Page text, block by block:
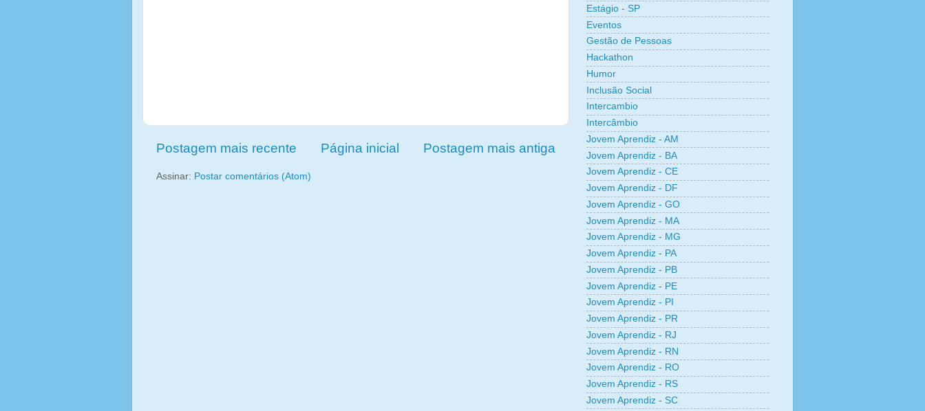
Postagem mais recente Postagem mais antiga
Página inicial
Assinar: Postar comentários (Atom)
Estágio - SP
Eventos
Gestão de Pessoas
Hackathon
Humor
Inclusão Social
Intercambio
Intercâmbio
Jovem Aprendiz - AM
Jovem Aprendiz - BA
Jovem Aprendiz - CE
Jovem Aprendiz - DF
Jovem Aprendiz - GO
Jovem Aprendiz - MA
Jovem Aprendiz - MG
Jovem Aprendiz - PA
Jovem Aprendiz - PB
Jovem Aprendiz - PE
Jovem Aprendiz - PI
Jovem Aprendiz - PR
Jovem Aprendiz - RJ
Jovem Aprendiz - RN
Jovem Aprendiz - RO
Jovem Aprendiz - RS
Jovem Aprendiz - SC